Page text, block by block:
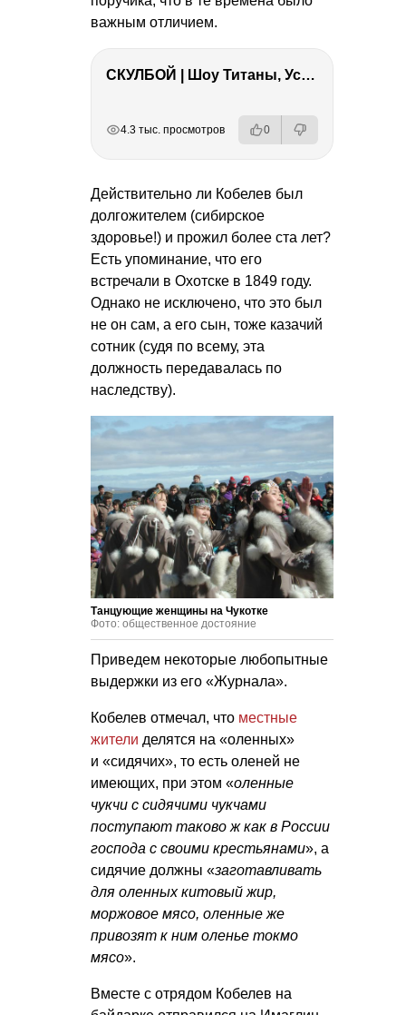
важным отличием.
СКУЛБОЙ | Шоу Титаны, Усейн Болт, Ларрат, Зашквар!
4.3 тыс. просмотров 0
Действительно ли Кобелев был
долгожителем (сибирское
здоровье!) и прожил более ста лет?
Есть упоминание, что его
встречали в Охотске в 1849 году.
Однако не исключено, что это был
не он сам, а его сын, тоже казачий
сотник (судя по всему, эта
должность передавалась по
наследству).
Танцующие женщины на Чукотке
Фото: общественное достояние
Приведем некоторые любопытные
выдержки из его «Журнала».
Кобелев отмечал, что местные
жители делятся на «оленных»
и «сидячих», то есть оленей не
имеющих, при этом «оленные
чукчи с сидячими чукчами
поступают таково ж как в России
господа с своими крестьянами», а
сидячие должны «заготавливать
для оленных китовый жир,
моржовое мясо, оленные же
привозят к ним оленье токмо
мясо».
Вместе с отрядом Кобелев на